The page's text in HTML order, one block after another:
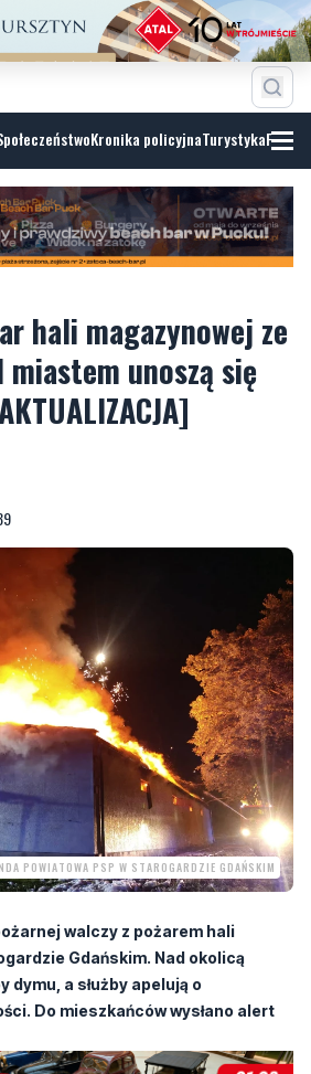
Kronika policyjnaTurystyka
hali magazynowej ze
miastem unoszą się
POWIATOWA PSP W STAROGARDZIE GDAŃSKIM
walczy z pożarem hali
Gdańskim. Nad okolicą
dymu, a służby apelują o
Do mieszkańców wysłano alert